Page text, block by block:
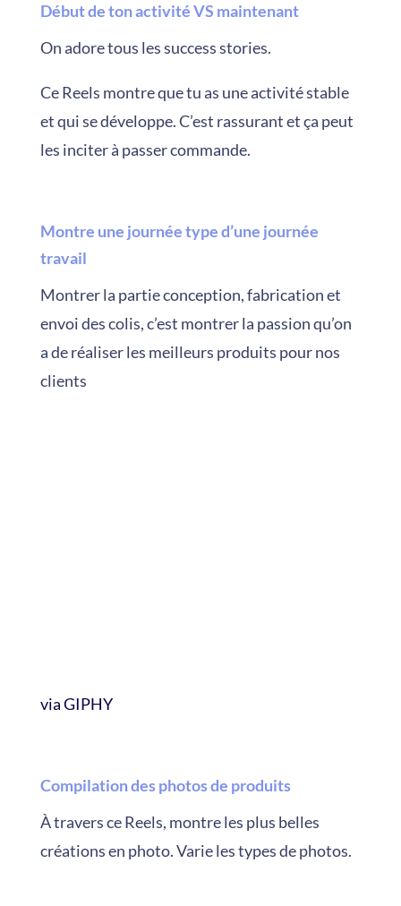
Début de ton activité VS maintenant
On adore tous les success stories.
Ce Reels montre que tu as une activité stable
et qui se développe. C’est rassurant et ça peut
les inciter à passer commande.
Montre une journée type d’une journée
travail
Montrer la partie conception, fabrication et
envoi des colis, c’est montrer la passion qu’on
a de réaliser les meilleurs produits pour nos
clients
via GIPHY
Compilation des photos de produits
À travers ce Reels, montre les plus belles
créations en photo. Varie les types de photos.